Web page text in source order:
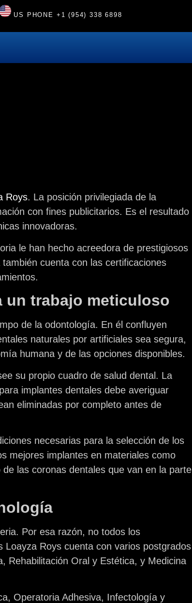
US PHONE +1 (954) 338 6898
Roys. La posición privilegiada de la
con fines publicitarios. Es el resultado
innovadoras.
le han hecho acreedora de prestigiosos
también cuenta con las certificaciones
un trabajo meticuloso
de la odontología. En él confluyen
naturales por artificiales sea segura,
humana y de las opciones disponibles.
su propio cuadro de salud dental. La
implantes dentales debe averiguar
eliminadas por completo antes de
necesarias para la selección de los
mejores implantes en materiales como
las coronas dentales que van en la parte
Por esa razón, no todos los
Roys cuenta con varios postgrados
Rehabilitación Oral y Estética, y Medicina
Operatoria Adhesiva, Infectología y